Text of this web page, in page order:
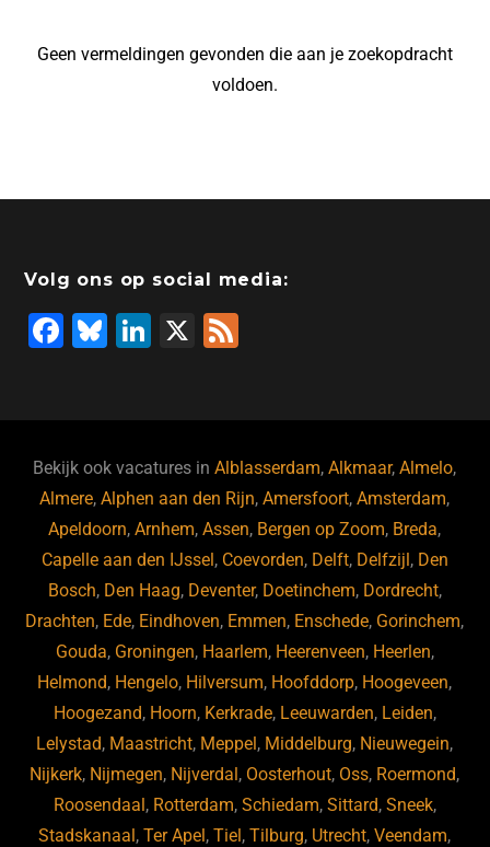
Geen vermeldingen gevonden die aan je zoekopdracht
voldoen.
Volg ons op social media:
F
b
o
o
k
Bl
ky
Li
dI
n
X
Bekijk ook vacatures inAlblasserdam,Alkmaar,Almelo,
Almere,Alphen aan den Rijn,Amersfoort,Amsterdam,
Apeldoorn,Arnhem,Assen, Bergen op Zoom, Breda,
Capelle aan den IJssel , Coevorden, Delft, Delfzijl , Den
Bosch, Den Haag, Deventer, Doetinchem, Dordrecht,
Drachten, Ede, Eindhoven, Emmen, Enschede, Gorinchem,
Gouda, Groningen, Haarlem, Heerenveen, Heerlen,
Helmond, Hengelo, Hilversum, Hoofddorp, Hoogeveen,
Hoogezand, Hoorn, Kerkrade, Leeuwarden, Leiden,
Lelystad, Maastricht, Meppel , Middelburg, Nieuwegein,
Nijkerk, Nijmegen, Nijverdal , Oosterhout, Oss, Roermond,
Roosendaal , Rotterdam, Schiedam, Sittard, Sneek,
Stadskanaal ,Ter Apel ,Tiel ,Tilburg, Utrecht,Veendam,